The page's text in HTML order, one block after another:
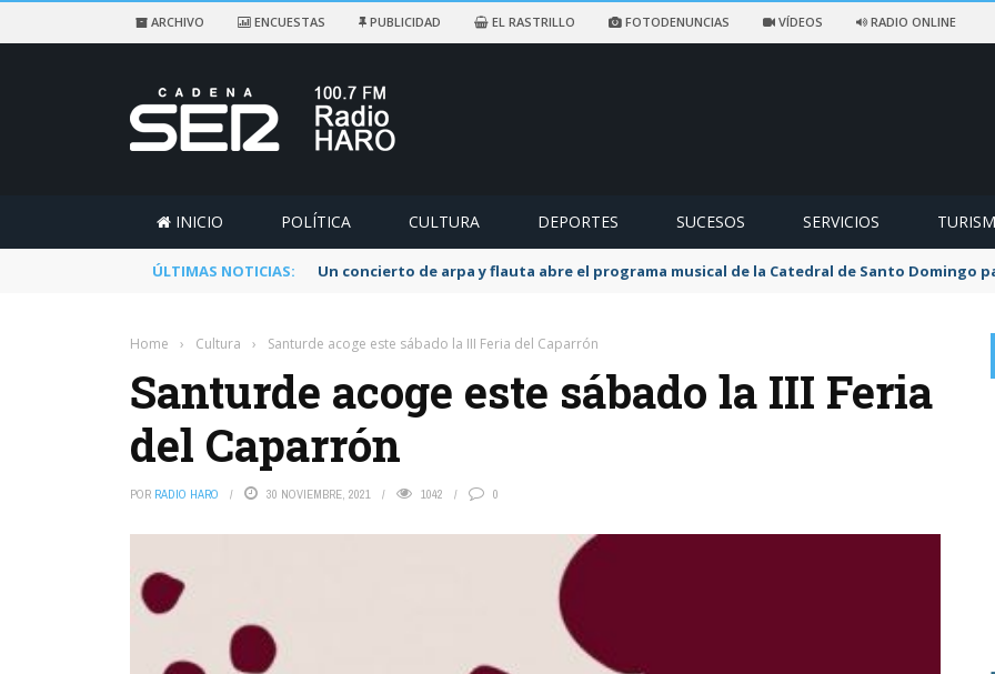
ARCHIVO ENCUESTAS PUBLICIDAD EL RASTRILLO FOTODENUNCIAS VÍDEOS RADIO ONLINE
INICIO POLÍTICA CULTURA DEPORTES SUCESOS SERVICIOS
ÚLTIMAS NOTICIAS: Un concierto de arpa y flauta abre el programa musical de la Catedral de Santo Domingo
Home › Cultura › Santurde acoge este sábado la III Feria del Caparrón
Santurde acoge este sábado la III Feria
del Caparrón
POR RADIO HARO 30 NOVIEMBRE, 2021 1042 0